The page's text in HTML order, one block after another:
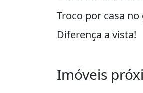
Troco por casa
Diferença a vista!
Imóveis